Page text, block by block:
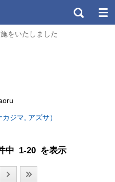
をいたしました
ジマ, アズサ）
中 1-20 を表示